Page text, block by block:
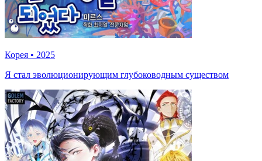
Корея • 2025
Я стал эволюционирующим глубоководным существом